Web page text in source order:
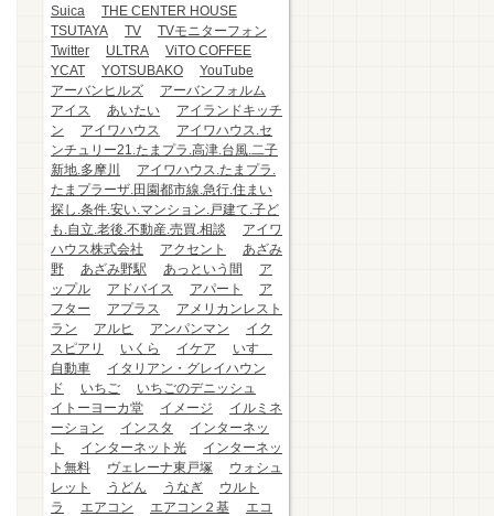
Suica
THE CENTER HOUSE
TSUTAYA
TV
TVモニターフォン
Twitter
ULTRA
ViTO COFFEE
YCAT
YOTSUBAKO
YouTube
アーバンヒルズ
アーバンフォルム
アイス
あいたい
アイランドキッチ
ン
アイワハウス
アイワハウス.セ
ンチュリー21.たまプラ.高津.台風.二子
新地.多摩川
アイワハウス.たまプラ.
たまプラーザ.田園都市線.急行.住まい
探し.条件.安い.マンション.戸建て.子ど
も.自立.老後.不動産.売買.相談
アイワ
ハウス株式会社
アクセント
あざみ
野
あざみ野駅 あっという間
ア
ップル
アドバイス アパート
ア
フター
アプラス
アメリカンレスト
ラン
アルヒ アンパンマン
イク
スピアリ
いくら イケア
いすゞ
自動車
イタリアン・グレイハウン
ド
いちご
いちごのデニッシュ
イトーヨーカ堂
イメージ
イルミネ
ーション
インスタ
インターネッ
ト
インターネット光
インターネッ
ト無料
ヴェレーナ東戸塚
ウォシュ
レット
うどん うなぎ
ウルト
ラ
エアコン エアコン２基
エコ